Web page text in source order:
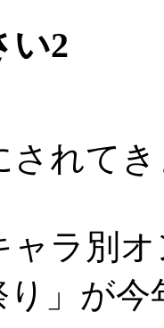
い2
されて
ャラ別
り」が